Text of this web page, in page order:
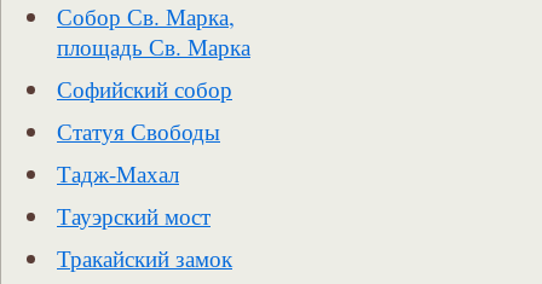
Собор Св. Марка,
площадь Св. Марка
Софийский собор
Статуя Свободы
Тадж-Махал
Тауэрский мост
Тракайский замок